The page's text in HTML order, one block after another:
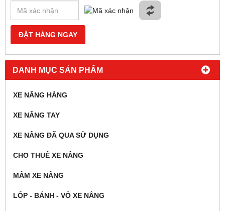
DANH MỤC SẢN PHẨM
XE NÂNG HÀNG
XE NÂNG TAY
XE NÂNG ĐÃ QUA SỬ DỤNG
CHO THUÊ XE NÂNG
MÂM XE NÂNG
LỐP - BÁNH - VỎ XE NÂNG
ĐẶT HÀNG NGAY